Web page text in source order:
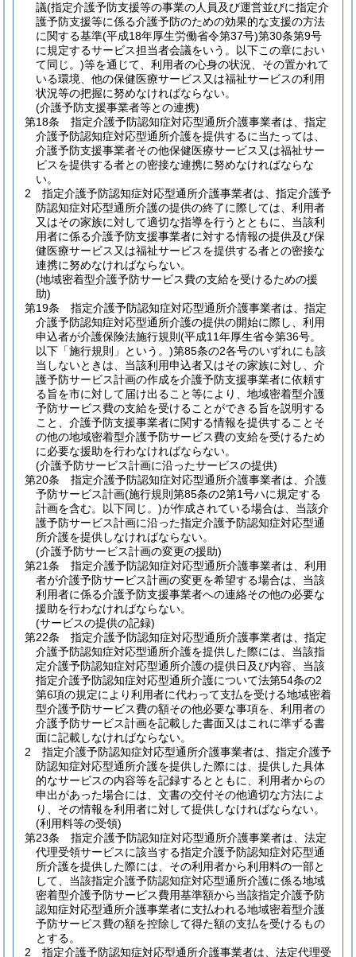
議(指定介護予防支援等の事業の人員及び運営並びに指定介
護予防支援等に係る介護予防のための効果的な支援の方法
に関する基準(平成18年厚生労働省令第37号)第30条第9号
に規定するサービス担当者会議をいう。以下この章におい
て同じ。)等を通じて、利用者の心身の状況、その置かれて
いる環境、他の保健医療サービス又は福祉サービスの利用
状況等の把握に努めなければならない。
(介護予防支援事業者等との連携)
第18条
指定介護予防認知症対応型通所介護事業者は、指定
介護予防認知症対応型通所介護を提供するに当たっては、
介護予防支援事業者その他保健医療サービス又は福祉サー
ビスを提供する者との密接な連携に努めなければならな
い。
2
指定介護予防認知症対応型通所介護事業者は、指定介護予
防認知症対応型通所介護の提供の終了に際しては、利用者
又はその家族に対して適切な指導を行うとともに、当該利
用者に係る介護予防支援事業者に対する情報の提供及び保
健医療サービス又は福祉サービスを提供する者との密接な
連携に努めなければならない。
(地域密着型介護予防サービス費の支給を受けるための援
助)
第19条
指定介護予防認知症対応型通所介護事業者は、指定
介護予防認知症対応型通所介護の提供の開始に際し、利用
申込者が介護保険法施行規則 (平成11年厚生省令第36号。
以下「施行規則」という。)第85条の2各号のいずれにも該
当しないときは、当該利用申込者又はその家族に対し、介
護予防サービス計画の作成を介護予防支援事業者に依頼す
る旨を市に対して届け出ること等により、地域密着型介護
予防サービス費の支給を受けることができる旨を説明する
こと、介護予防支援事業者に関する情報を提供することそ
の他の地域密着型介護予防サービス費の支給を受けるため
に必要な援助を行わなければならない。
(介護予防サービス計画に沿ったサービスの提供)
第20条
指定介護予防認知症対応型通所介護事業者は、介護
予防サービス計画(施行規則第85条の2第1号ハに規定する
計画を含む。以下同じ。)が作成されている場合は、当該介
護予防サービス計画に沿った指定介護予防認知症対応型通
所介護を提供しなければならない。
(介護予防サービス計画の変更の援助)
第21条
指定介護予防認知症対応型通所介護事業者は、利用
者が介護予防サービス計画の変更を希望する場合は、当該
利用者に係る介護予防支援事業者への連絡その他の必要な
援助を行わなければならない。
(サービスの提供の記録)
第22条
指定介護予防認知症対応型通所介護事業者は、指定
介護予防認知症対応型通所介護を提供した際には、当該指
定介護予防認知症対応型通所介護の提供日及び内容、当該
指定介護予防認知症対応型通所介護について法第54条の2
第6項の規定により利用者に代わって支払を受ける地域密着
型介護予防サービス費の額その他必要な事項を、利用者の
介護予防サービス計画を記載した書面又はこれに準ずる書
面に記載しなければならない。
2
指定介護予防認知症対応型通所介護事業者は、指定介護予
防認知症対応型通所介護を提供した際には、提供した具体
的なサービスの内容等を記録するとともに、利用者からの
申出があった場合には、文書の交付その他適切な方法によ
り、その情報を利用者に対して提供しなければならない。
(利用料等の受領)
第23条
指定介護予防認知症対応型通所介護事業者は、法定
代理受領サービスに該当する指定介護予防認知症対応型通
所介護を提供した際には、その利用者から利用料の一部と
して、当該指定介護予防認知症対応型通所介護に係る地域
密着型介護予防サービス費用基準額から当該指定介護予防
認知症対応型通所介護事業者に支払われる地域密着型介護
予防サービス費の額を控除して得た額の支払を受けるもの
とする。
2
指定介護予防認知症対応型通所介護事業者は、法定代理受